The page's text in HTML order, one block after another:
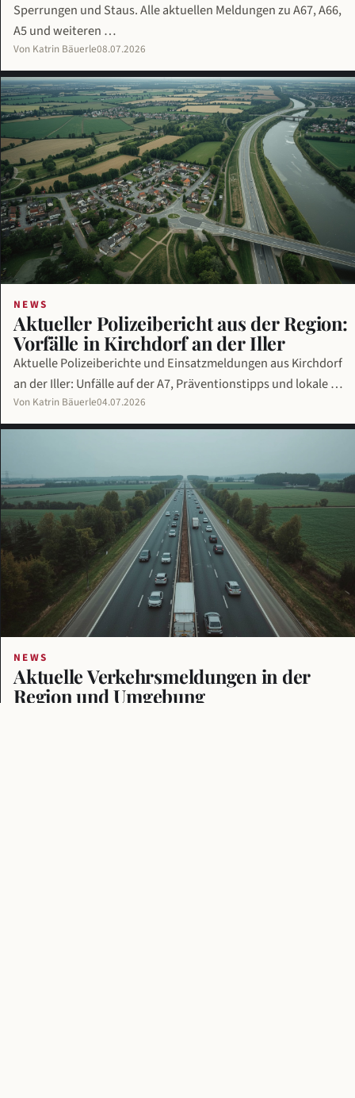
Sperrungen und Staus. Alle aktuellen Meldungen zu A67, A66,
A5 und weiteren …
Von Katrin Bäuerle08.07.2026
NEWS
Aktueller Polizeibericht aus der Region:
Vorfälle in Kirchdorf an der Iller
Aktuelle Polizeiberichte und Einsatzmeldungen aus Kirchdorf
an der Iller: Unfälle auf der A7, Präventionstipps und lokale …
Von Katrin Bäuerle04.07.2026
NEWS
Aktuelle Verkehrsmeldungen in der
Region und Umgebung